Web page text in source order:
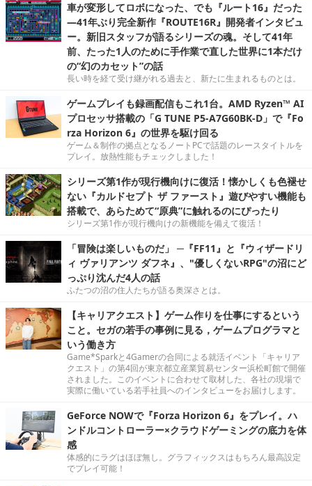
車が変形してロボになった、でも『ルート16』だった
―41年ぶり完全新作『ROUTE16R』開発者インタビュ
ー。新旧スタッフが語るシリーズの魂。そして41年
前、たった1人のために手作業で直した世界に1本だけ
の“幻のカセット”の話
長い時を経て受け継がれる過去と、新たに生まれるものとは。
ゲームプレイも録画配信もこれ1台。AMD Ryzen™ AI
プロセッサ搭載の「G TUNE P5-A7G60BK-D」で『Fo
rza Horizon 6』の世界を駆け回る
ゲーム＆制作の拠点となるノートPCで話題のレースタイトルを
プレイ。放熱性能もチェックしました！
シリーズ第1作が現行機向けに復活！懐かしくも色褪せ
ない『カルドセプト ザ ファースト』遊びやすい機能も
搭載で、あらためて“原典”に触れるのにぴったり
シリーズ第1作が現行機向けの新機能を備えて復活！
「冒険は楽しいものだ」 ─『FF11』と『ウィザードリ
ィ ヴァリアンツ ダフネ』、"優しくないRPG"の沼にど
っぷり沈んだ4人の話
ふたつの沼の住人たちが語る奥深さとは。
【キャリアクエスト】ゲーム作りを仕事にするという
こと。セガの若手の事例に見る，ゲームプログラマと
いう働き方
Game*Sparkと4Gamerの合同による就活イベント「キャリア
クエスト」の第4回が東京都立産業貿易センター浜松町館で開催
されました。このイベントに合わせて取材した、各社の現場で
実際に働いている若手社員へのインタビューをお届けします。
GeForce NOWで『Forza Horizon 6』をプレイ。ハ
ンドルコントローラー×クラウドゲーミングの底力を体
感
体感的にラグはほぼ無し。グラフィックスはもちろん最高設定
でプレイ可能！